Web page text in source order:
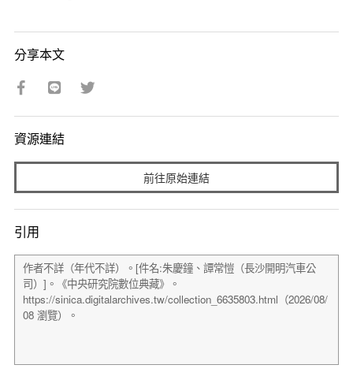
分享本文
資源連結
前往原始連結
引用